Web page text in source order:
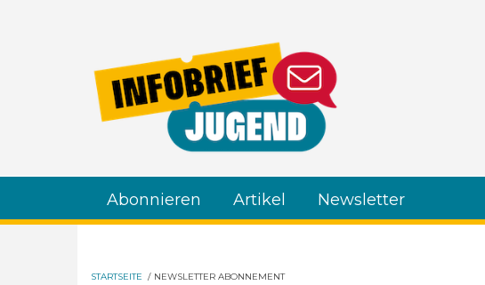
Abonnieren Artikel Newsletter
STARTSEITE / NEWSLETTER ABONNEMENT